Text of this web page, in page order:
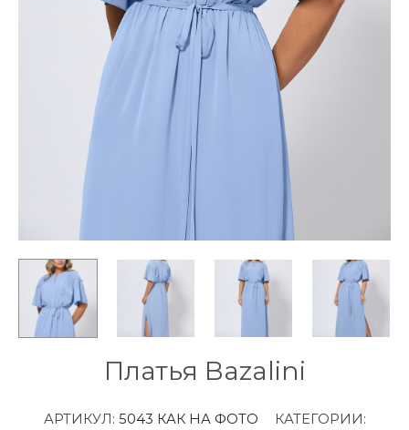
Платья Bazalini
АРТИКУЛ: 5043 КАК НА ФОТО
КАТЕГОРИИ: